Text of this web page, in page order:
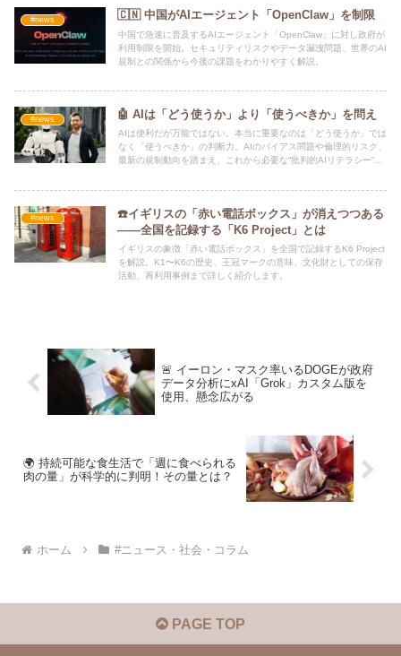
#news 🇨🇳 中国がAIエージェント「OpenClaw」を制限
中国で急速に普及するAIエージェント「OpenClaw」に対し政府が
利用制限を開始。セキュリティリスクやデータ漏洩問題、世界のAI
規制との関係から今後の課題をわかりやすく解説。
#news 🤖 AIは「どう使うか」より「使うべきか」を問え
AIは便利だが万能ではない。本当に重要なのは「どう使うか」では
なく「使うべきか」の判断力。AIのバイアス問題や倫理的リスク、
最新の規制動向を踏まえ、これから必要な“批判的AIリテラシー”を
#news
☎️イギリスの「赤い電話ボックス」が消えつつある
――全国を記録する「K6 Project」とは
イギリスの象徴「赤い電話ボックス」を全国で記録するK6 Project
を解説。K1〜K6の歴史、王冠マークの意味、文化財としての保存
活動、再利用事例まで詳しく紹介します。
🚨 イーロン・マスク率いるDOGEが政府
データ分析にxAI「Grok」カスタム版を
使用、懸念広がる
🌍 持続可能な食生活で「週に食べられる
肉の量」が科学的に判明！その量とは？
ホーム #ニュース・社会・コラム
PAGE TOP